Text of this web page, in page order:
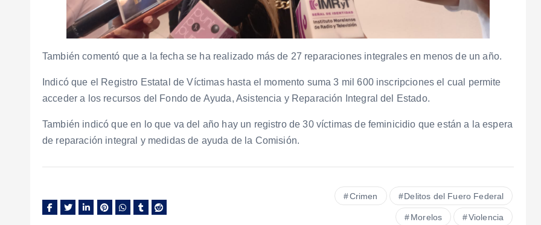
También comentó que a la fecha se ha realizado más de 27 reparaciones integrales en menos de un año.
Indicó que el Registro Estatal de Víctimas hasta el momento suma 3 mil 600 inscripciones el cual permite
acceder a los recursos del Fondo de Ayuda, Asistencia y Reparación Integral del Estado.
También indicó que en lo que va del año hay un registro de 30 víctimas de feminicidio que están a la espera
de reparación integral y medidas de ayuda de la Comisión.
Crimen Delitos del Fuero Federal
Morelos Violencia